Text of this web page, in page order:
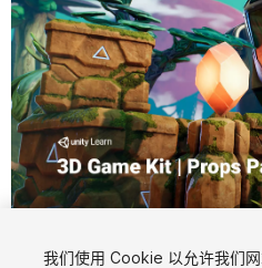
我们使用 Cookie 以允许我们